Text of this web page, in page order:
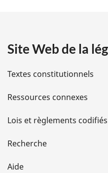
i
l
s
d
e
l
Site Web de la
Textes constitutionnels
Ressources connexes
Lois et règlements codifiés
Recherche
Aide